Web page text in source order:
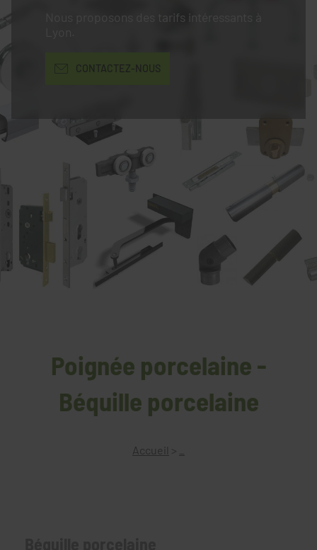
Nous proposons des tarifs intéressants à
CONTACTEZ-NOUS
Poignée porcelaine -
Béquille porcelaine
Accueil >